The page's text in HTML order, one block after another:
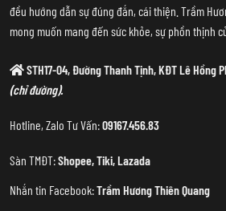
đều hướng dẫn sự đúng đắn, cái thiện. Trầm
mong muốn mang đến sức khỏe, sự phồn thịnh
STH17-04, Đường Thanh Tịnh, KĐT Lê Hồng
(chỉ đường).
Hotline, Zalo Tư Vấn:09167.456.83
Sàn TMĐT:Shopee,Tiki,Lazada
Nhắn tin Facebook:Trầm Hương Thiên Quang